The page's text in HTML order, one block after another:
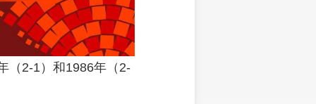
（2-1）和1986年（2-